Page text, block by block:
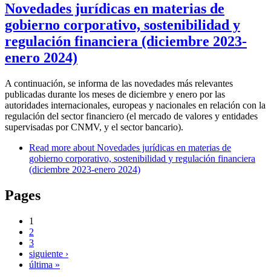
Novedades jurídicas en materias de
gobierno corporativo, sostenibilidad y
regulación financiera (diciembre 2023-
enero 2024)
A continuación, se informa de las novedades más relevantes
publicadas durante los meses de diciembre y enero por las
autoridades internacionales, europeas y nacionales en relación con la
regulación del sector financiero (el mercado de valores y entidades
supervisadas por CNMV, y el sector bancario).
Read more about Novedades jurídicas en materias de
gobierno corporativo, sostenibilidad y regulación financiera
(diciembre 2023-enero 2024)
Pages
1
2
3
siguiente ›
última »